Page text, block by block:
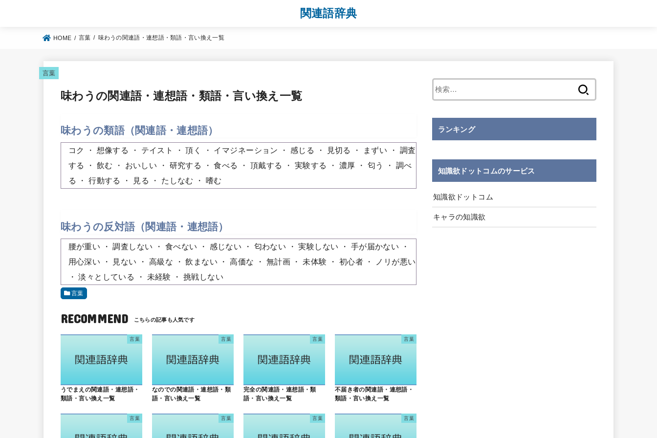
関連語辞典
HOME 言葉 味わうの関連語・連想語・類語・言い換え一覧
言葉
味わうの関連語・連想語・類語・言い換え一覧
味わうの類語（関連語・連想語）
コク 想像する テイスト 頂く イマジネーション 感じる 見切る まずい
調査
する
飲む おいしい 研究する 食べる 頂戴する 実験する 濃厚 匂う
調べ
る
行動する 見る たしなむ 嗜む
味わうの反対語（関連語・連想語）
腰が重い 調査しない 食べない 感じない 匂わない 実験しない
手が届かない
用心深い
見ない 高級な 飲まない 高価な 無計画 未体験 初心者
ノリが悪い
淡々としている
未経験 挑戦しない
言葉
RECOMMEND
言葉
うでまえの関連語・連想語・
類語・言い換え一覧
言葉
なのでの関連語・連想語・類
語・言い換え一覧
言葉
完全の関連語・連想語・類
語・言い換え一覧
言葉
不届き者の関連語・連想語・
類語・言い換え一覧
言葉 言葉 言葉 言葉
ランキング
知識欲ドットコムのサービス
知識欲ドットコム
キャラの知識欲